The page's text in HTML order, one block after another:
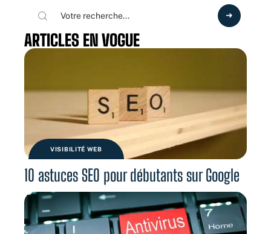
ARTICLES EN VOGUE
VISIBILITÉ WEB
10 astuces SEO pour débutants sur Google